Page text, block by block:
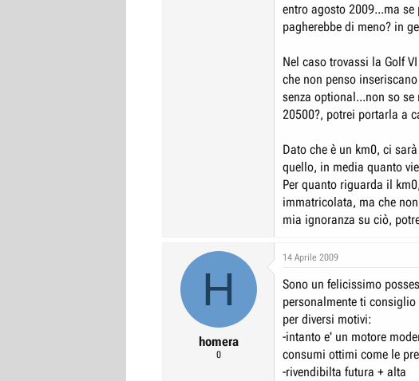
entro agosto 2009...ma
pagherebbe di meno? in
Nel caso trovassi la Golf
che non penso
senza optional...non so
20500?, potrei portarla a
Dato che è un km0, ci
quello, in media quanto
Per quanto riguarda il
immatricolata, ma che
mia ignoranza su ciò,
H
homera
0
14 Aprile 2009
Sono un felicissimo
personalmente ti
per diversi motivi:
-intanto e' un motore
consumi ottimi come le
-rivendibilta futura + alta